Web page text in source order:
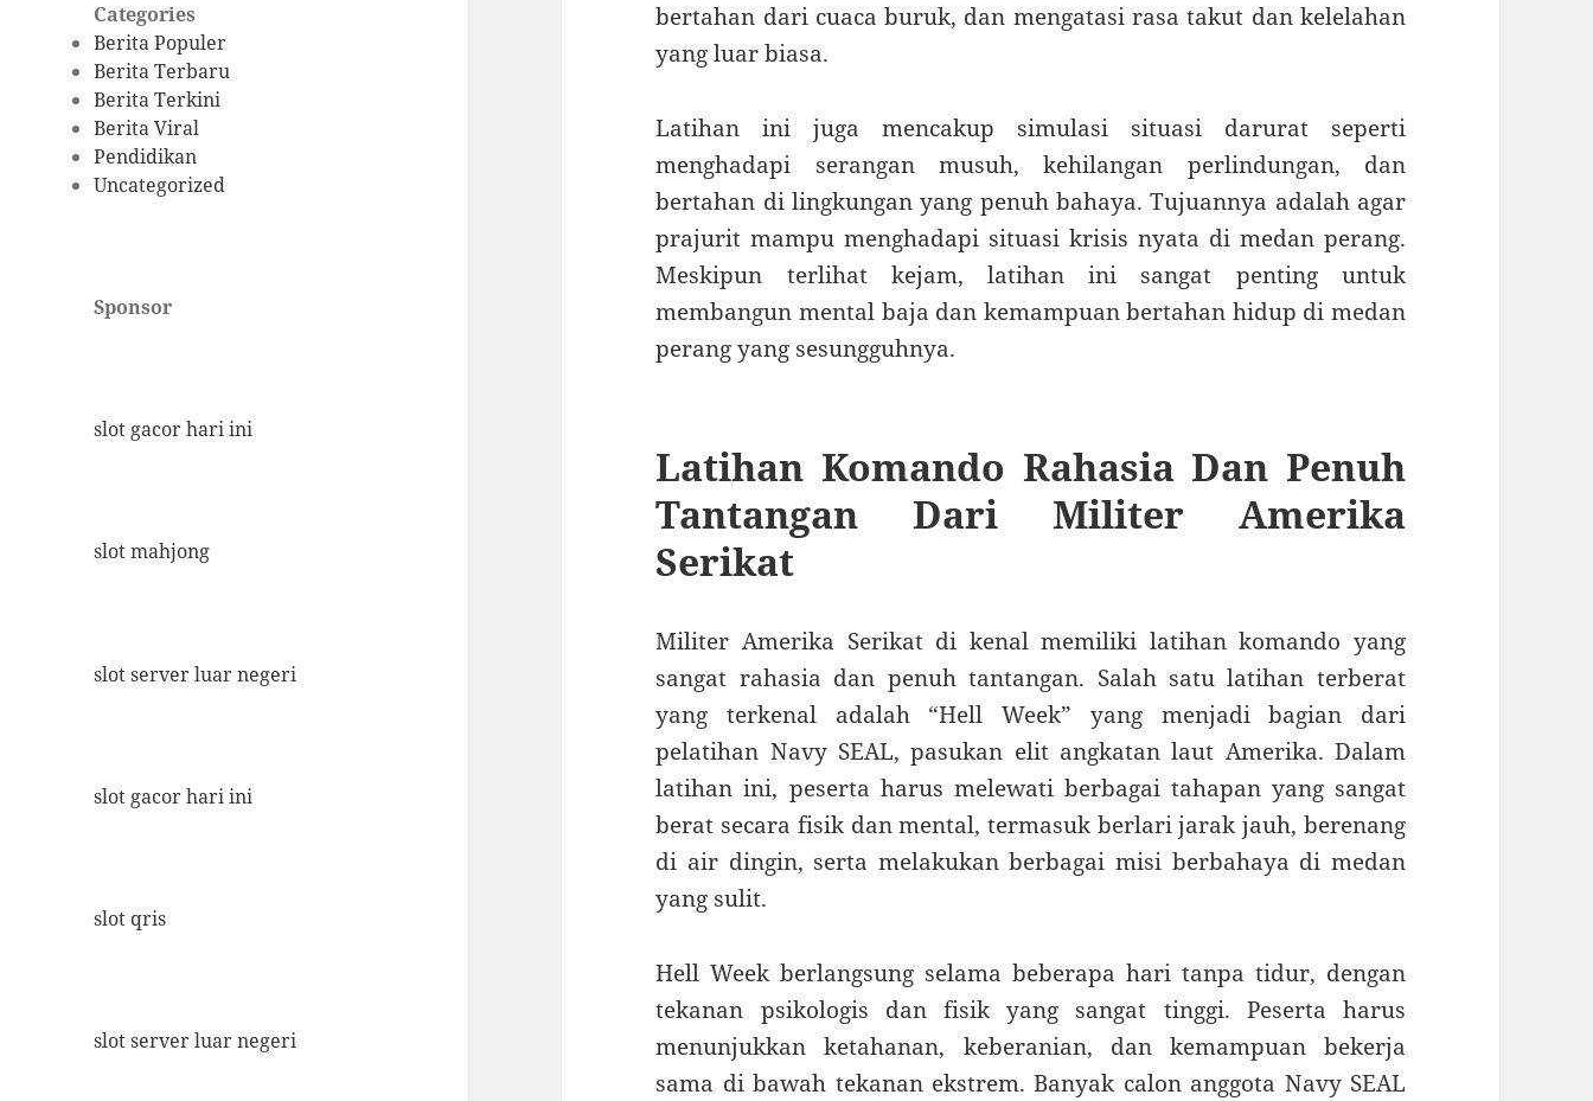
Categories
Berita Populer
Berita Terbaru
Berita Terkini
Berita Viral
Pendidikan
Uncategorized
Sponsor
slot gacor hari ini
slot mahjong
slot server luar negeri
slot gacor hari ini
slot qris
slot server luar negeri
bertahan dari cuaca buruk, dan mengatasi rasa takut dan kelelahan
yang luar biasa.
Latihan ini juga mencakup simulasi situasi darurat seperti
menghadapi serangan musuh, kehilangan perlindungan, dan
bertahan di lingkungan yang penuh bahaya. Tujuannya adalah agar
prajurit mampu menghadapi situasi krisis nyata di medan perang.
Meskipun terlihat kejam, latihan ini sangat penting untuk
membangun mental baja dan kemampuan bertahan hidup di medan
perang yang sesungguhnya.
Latihan Komando Rahasia Dan Penuh
Tantangan Dari Militer Amerika
Serikat
Militer Amerika Serikat di kenal memiliki latihan komando yang
sangat rahasia dan penuh tantangan. Salah satu latihan terberat
yang terkenal adalah “Hell Week” yang menjadi bagian dari
pelatihan Navy SEAL, pasukan elit angkatan laut Amerika. Dalam
latihan ini, peserta harus melewati berbagai tahapan yang sangat
berat secara fisik dan mental, termasuk berlari jarak jauh, berenang
di air dingin, serta melakukan berbagai misi berbahaya di medan
yang sulit.
Hell Week berlangsung selama beberapa hari tanpa tidur, dengan
tekanan psikologis dan fisik yang sangat tinggi. Peserta harus
menunjukkan ketahanan, keberanian, dan kemampuan bekerja
sama di bawah tekanan ekstrem. Banyak calon anggota Navy SEAL